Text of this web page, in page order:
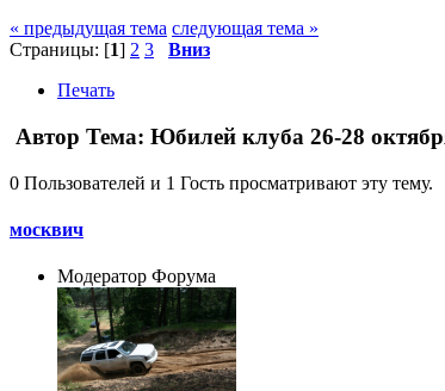
« предыдущая тема следующая тема »
Страницы: [1] 2 3
Вниз
Печать
Автор Тема: Юбилей клуба 26-28
0 Пользователей и 1 Гость просматривают эту тему.
москвич
Модератор Форума